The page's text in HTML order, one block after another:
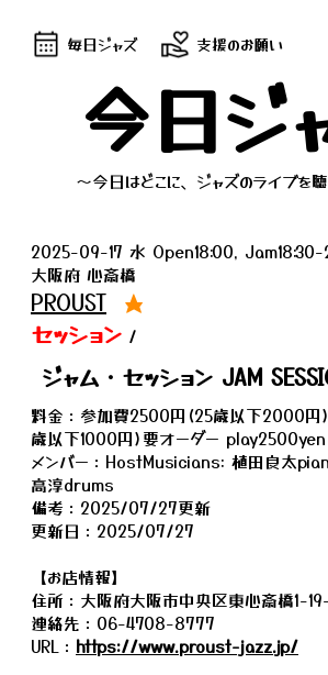
毎日ジャズ 支援のお願い
今日ジ
～今日はどこに、ジャズのライブを
2025-09-17 水 Open18:00, Jam18:30-
大阪府 心斎橋
PROUST ★
セッション /
ジャム・セッション JAM
料金：参加費2500円(25歳以下2000円)
歳以下1000円)要オーダー
メンバー：HostMusicians: 植田良太
高淳drums
備考：2025/07/27更新
更新日：2025/07/27
【お店情報】
住所：大阪府大阪市中央区東心斎橋1-
連絡先：06-4708-8777
URL： https://www.proust-jazz.jp/